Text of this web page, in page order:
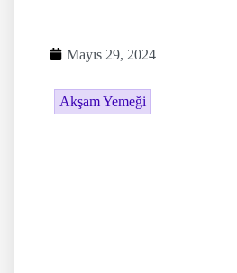
Mayıs 29, 2024
Akşam Yemeği